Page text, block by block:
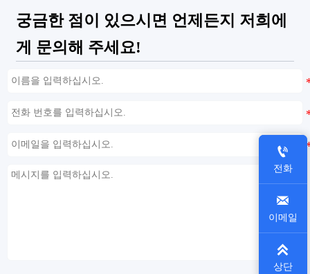
궁금한 점이 있으시면 언제든지 저희에
게 문의해 주세요!

전화

이메일

상단